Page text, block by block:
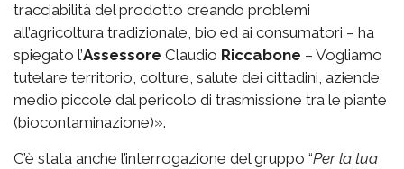
tracciabilità del prodotto creando problemi
all’agricoltura tradizionale, bio ed ai consumatori – ha
spiegato l’Assessore Claudio Riccabone – Vogliamo
tutelare territorio, colture, salute dei cittadini, aziende
medio piccole dal pericolo di trasmissione tra le piante
(biocontaminazione)».
C’è stata anche l’interrogazione del gruppo “Per la tua